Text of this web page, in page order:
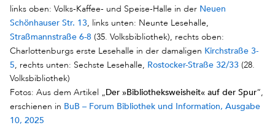
links oben: Volks-Kaffee- und Speise-Halle in der Neuen
Schönhauser Str. 13, links unten: Neunte Lesehalle,
Straßmannstraße 6-8 (35. Volksbibliothek), rechts oben:
Charlottenburgs erste Lesehalle in der damaligen Kirchstraße 3-
5, rechts unten: Sechste Lesehalle, Rostocker-Straße 32/33 (28.
Volksbibliothek)
Fotos: Aus dem Artikel „Der »Bibliotheksweisheit« auf der Spur“,
erschienen in BuB – Forum Bibliothek und Information, Ausgabe
10, 2025